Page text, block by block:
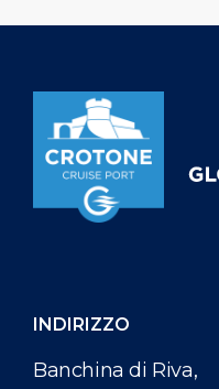
INDIRIZZO
Banchina di Riva,